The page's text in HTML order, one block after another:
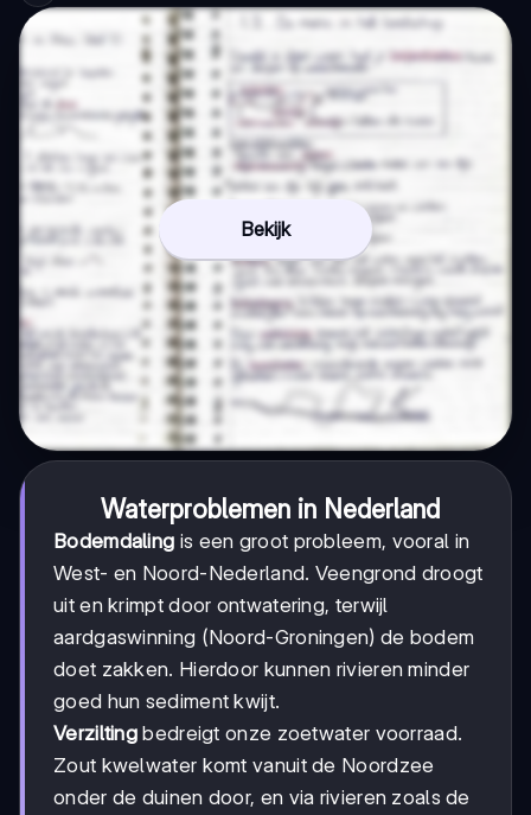
Bekijk
Waterproblemen in Nederland
Bodemdaling is een groot probleem, vooral in
West- en Noord-Nederland. Veengrond droogt
uit en krimpt door ontwatering, terwijl
aardgaswinning (Noord-Groningen) de bodem
doet zakken. Hierdoor kunnen rivieren minder
goed hun sediment kwijt.
Verzilting bedreigt onze zoetwater voorraad.
Zout kwelwater komt vanuit de Noordzee
onder de duinen door, en via rivieren zoals de